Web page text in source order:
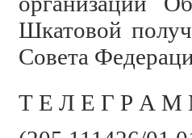
Шкатовой
Совета
Т Е Л Е Г Р А